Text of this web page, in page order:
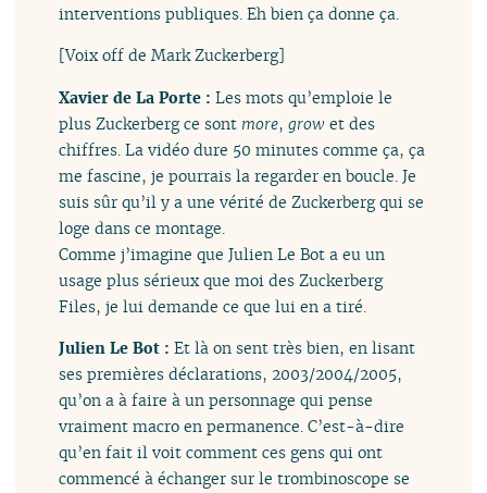
interventions publiques. Eh bien ça donne ça.
[Voix off de Mark Zuckerberg]
Xavier de La Porte :Les mots qu’emploie le
plus Zuckerberg ce sont more,grow et des
chiffres. La vidéo dure 50 minutes comme ça, ça
me fascine, je pourrais la regarder en boucle. Je
suis sûr qu’il y a une vérité de Zuckerberg qui se
loge dans ce montage.
Comme j’imagine que Julien Le Bot a eu un
usage plus sérieux que moi des Zuckerberg
Files, je lui demande ce que lui en a tiré.
Julien Le Bot :Et là on sent très bien, en lisant
ses premières déclarations, 2003/2004/2005,
qu’on a à faire à un personnage qui pense
vraiment macro en permanence. C’est-à-dire
qu’en fait il voit comment ces gens qui ont
commencé à échanger sur le trombinoscope se